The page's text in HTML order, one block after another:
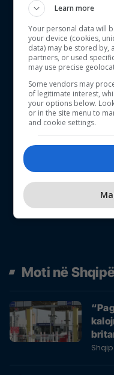
Moti në
Learn more
Your personal data will
your device (cookies,
data) may be stored by,
partners, or used
may use precise
Some vendors may
of legitimate interest,
your options below.
or in the site menu to
and cookie settings.